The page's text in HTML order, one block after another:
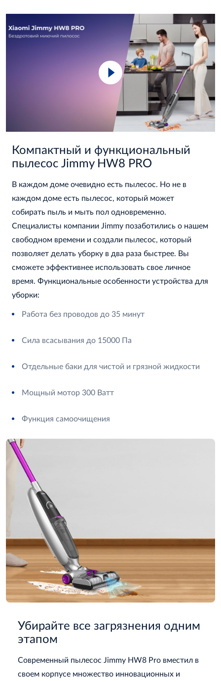
Компактный и функциональный
пылесос Jimmy HW8 PRO
В каждом доме очевидно есть пылесос. Но не в
каждом доме есть пылесос, который может
собирать пыль и мыть пол одновременно.
Специалисты компании Jimmy позаботились о нашем
свободном времени и создали пылесос, который
позволяет делать уборку в два раза быстрее. Вы
сможете эффективнее использовать свое личное
время. Функциональные особенности устройства для
уборки:
Работа без проводов до 35 минут
Сила всасывания до 15000 Па
Отдельные баки для чистой и грязной жидкости
Мощный мотор 300 Ватт
Функция самоочищения
Убирайте все загрязнения одним
этапом
Современный пылесос Jimmy HW8 Pro вместил в
своем корпусе множество инновационных и